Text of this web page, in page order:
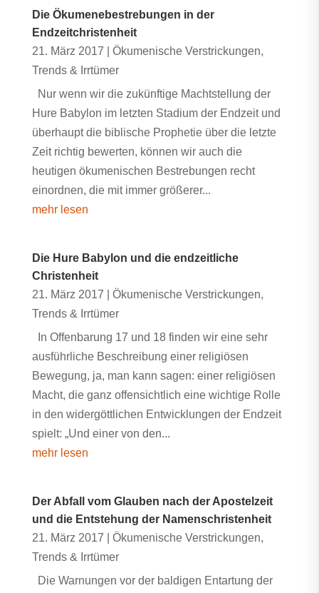
Die Ökumenebestrebungen in der
Endzeitchristenheit
21. März 2017
Ökumenische Verstrickungen,
Trends & Irrtümer
Nur wenn wir die zukünftige Machtstellung der
Hure Babylon im letzten Stadium der Endzeit und
überhaupt die biblische Prophetie über die letzte
Zeit richtig bewerten, können wir auch die
heutigen ökumenischen Bestrebungen recht
einordnen, die mit immer größerer...
mehr lesen
Die Hure Babylon und die endzeitliche
Christenheit
21. März 2017
Ökumenische Verstrickungen,
Trends & Irrtümer
In Offenbarung 17 und 18 finden wir eine sehr
ausführliche Beschreibung einer religiösen
Bewegung, ja, man kann sagen: einer religiösen
Macht, die ganz offensichtlich eine wichtige Rolle
in den widergöttlichen Entwicklungen der Endzeit
spielt: „Und einer von den...
mehr lesen
Der Abfall vom Glauben nach der Apostelzeit
und die Entstehung der Namenschristenheit
21. März 2017
Ökumenische Verstrickungen,
Trends & Irrtümer
Die Warnungen vor der baldigen Entartung der